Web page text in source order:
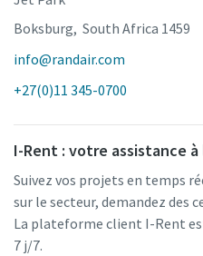
Boksburg, South Africa 1459
info@randair.com
+27(0)11 345-0700
I-Rent : votre assistance
Suivez vos projets en temps
sur le secteur, demandez des
La plateforme client I-Rent
7 j/7.